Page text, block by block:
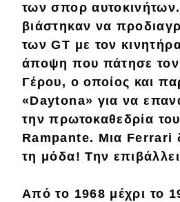
Αγώνες
Formula 1
WRC
Motorsport
Eco
Νέα
των σπορ
βιάστηκαν να
των GT με τον
άποψη που πάτησε τον
Γέρου, ο οποίος και
«Daytona» για να
τηνπρωτοκαθεδρία
Rampante. Μια Ferrari
τη μόδα! Την επιβάλλει
Από το 1968 μέχρι το